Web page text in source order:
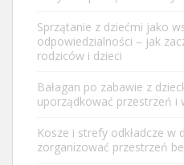
Sprzątanie z dziećmi jako
odpowiedzialności – jak
rodziców i dzieci
Bałagan po zabawie z
uporządkować przestrzeń i
Kosze i strefy odkładcze w
zorganizować przestrzeń